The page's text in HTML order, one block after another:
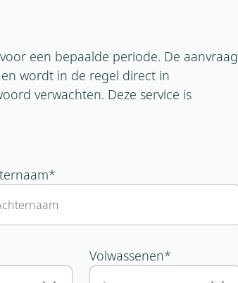
een bepaalde periode. De aanvraag
wordt in de regel direct in
verwachten. Deze service is
*
Volwassenen*